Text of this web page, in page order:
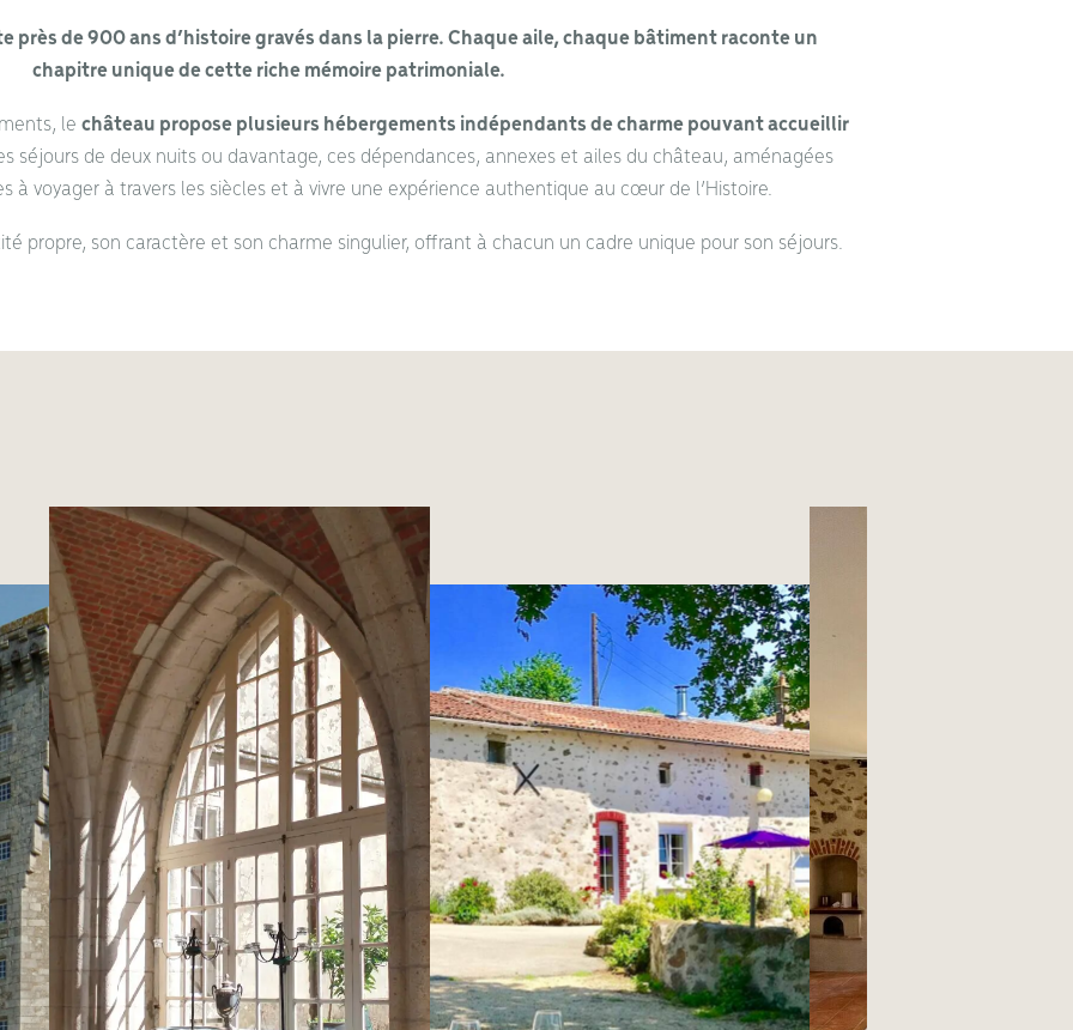
près de 900 ans d’histoire gravés dans la pierre. Chaque aile, chaque bâtiment raconte un
chapitre unique de cette riche mémoire patrimoniale.
le château propose plusieurs hébergements indépendants de charme pouvant accueillir
séjours de deux nuits ou davantage, ces dépendances, annexes et ailes du château, aménagées
à voyager à travers les siècles et à vivre une expérience authentique au cœur de l’Histoire.
propre, son caractère et son charme singulier, offrant à chacun un cadre unique pour son séjours.